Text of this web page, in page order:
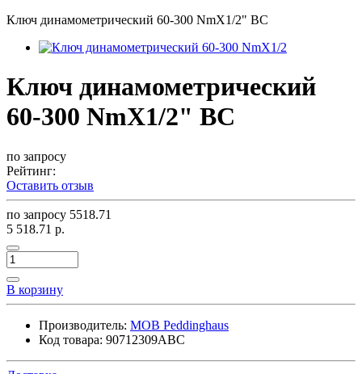
Ключ динамометрический 60-300 NmX1/2" BC
Ключ динамометрический
60-300 NmX1/2" BC
по запросу
Рейтинг:
Оставить отзыв
по запросу 5518.71
5 518.71 р.
В корзину
Производитель: MOB Peddinghaus
Код товара: 90712309ABC